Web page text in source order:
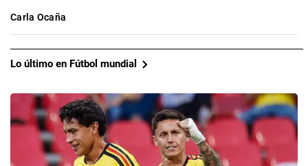
Carla Ocaña
Lo último en Fútbol mundial